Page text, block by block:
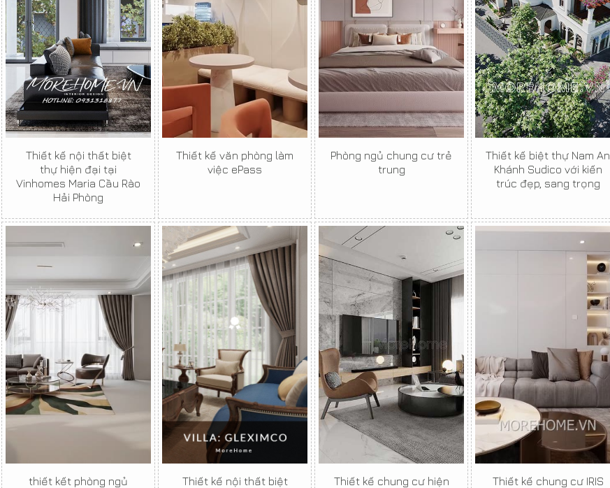
Thiết kế nội thất biệt
thự hiện đại tại
Vinhomes Maria Cầu Rào
Hải Phòng
Thiết kế văn phòng làm
việc ePass
Phòng ngủ chung cư trẻ
trung
Thiết kế biệt thự Nam An
Khánh Sudico với kiến
trúc đẹp, sang trọng
thiết kết phòng ngủ
Thiết kế nội thất biệt
Thiết kế chung cư hiện
Thiết kế chung cư IRIS